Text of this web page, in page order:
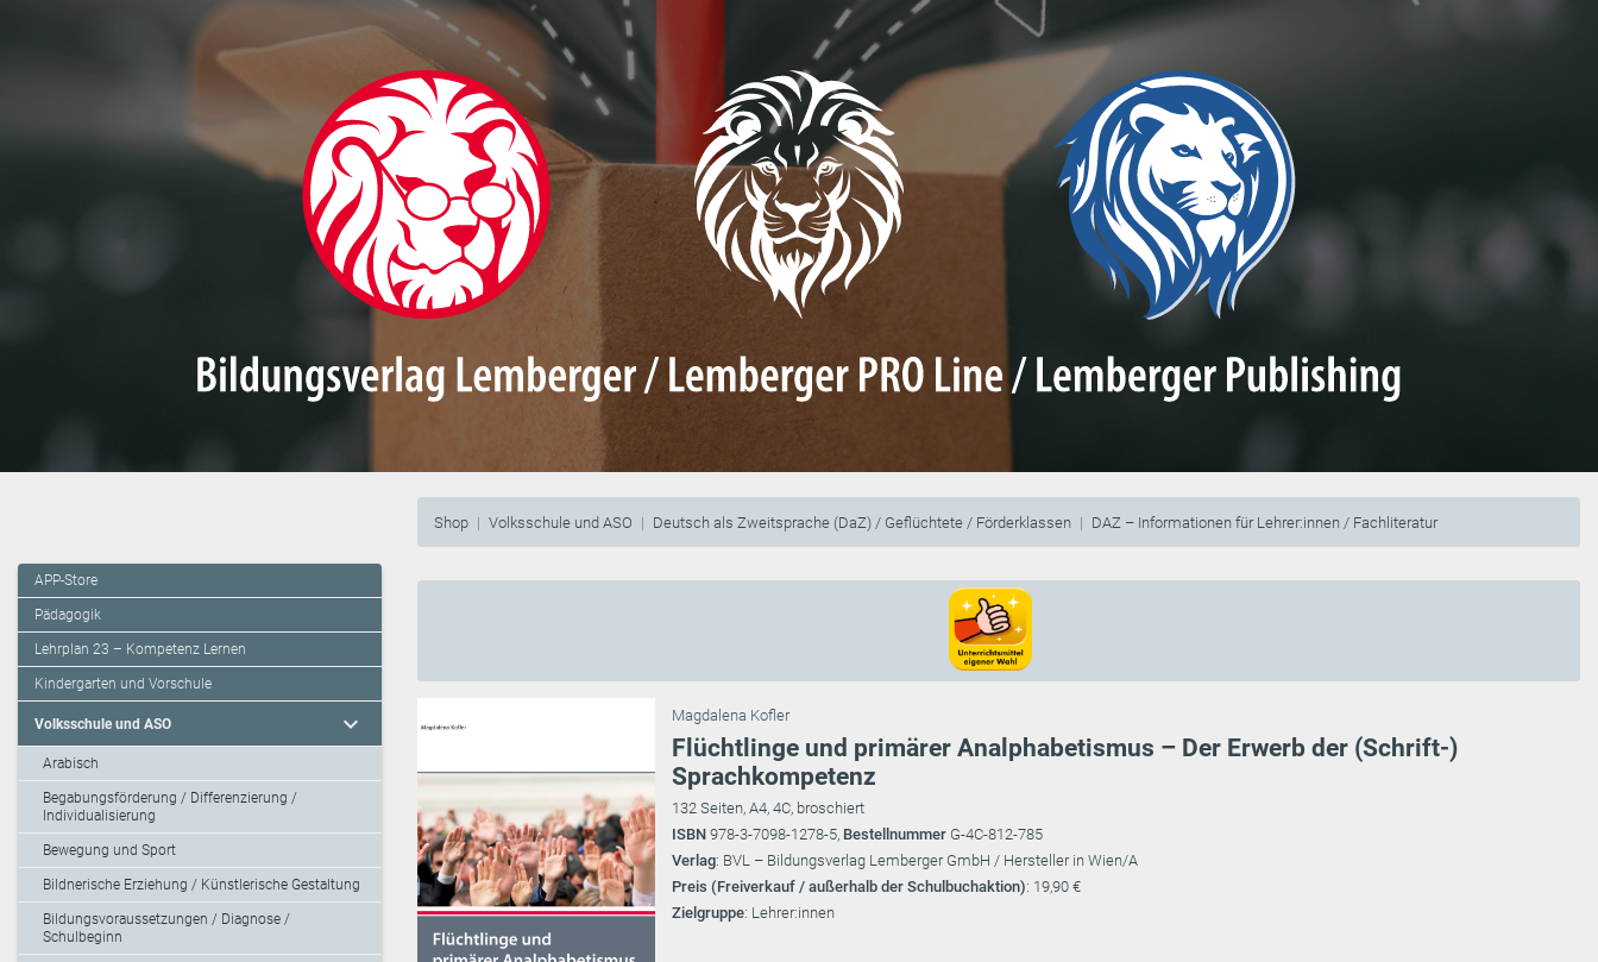
Shop Volksschule und ASO Deutsch als Zweitsprache (DaZ) / Geflüchtete / Förderklassen DAZ – Informationen für Lehrer:innen / Fachliteratur
APP-Store
Pädagogik
Lehrplan 23 – Kompetenz Lernen
Kindergarten und Vorschule
Volksschule und ASO expand_more
Arabisch
Begabungsförderung / Differenzierung /
Individualisierung
Bewegung und Sport
Bildnerische Erziehung / Künstlerische Gestaltung
Bildungsvoraussetzungen / Diagnose /
Schulbeginn
Magdalena Kofler
Flüchtlinge und primärer Analphabetismus – Der Erwerb der (Schrift-)
Sprachkompetenz
132 Seiten, A4, 4C, broschiert
ISBN 978-3-7098-1278-5, Bestellnummer G-4C-812-785
Verlag: BVL – Bildungsverlag Lemberger GmbH / Hersteller in Wien/A
Preis (Freiverkauf / außerhalb der Schulbuchaktion): 19,90 €
Zielgruppe: Lehrer:innen